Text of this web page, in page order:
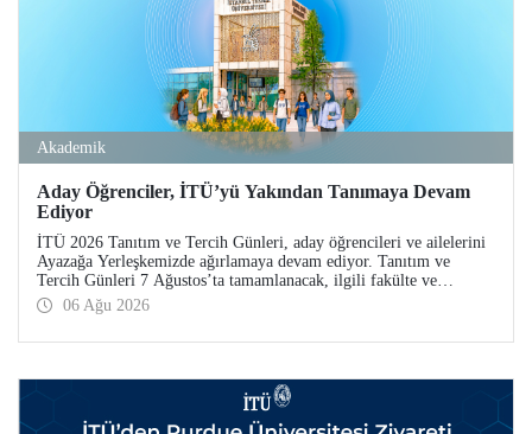
Akademik
Aday Öğrenciler, İTÜ’yü Yakından Tanımaya Devam
Ediyor
İTÜ 2026 Tanıtım ve Tercih Günleri, aday öğrencileri ve ailelerini
Ayazağa Yerleşkemizde ağırlamaya devam ediyor. Tanıtım ve
Tercih Günleri 7 Ağustos’ta tamamlanacak, ilgili fakülte ve
birimler adaylara bilgi vermeye devam edecek.
06 Ağu 2026